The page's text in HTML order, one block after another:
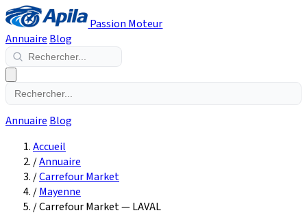
Passion Moteur
Annuaire Blog
Annuaire Blog
Accueil
/Annuaire
/Carrefour Market
/Mayenne
/Carrefour Market — LAVAL